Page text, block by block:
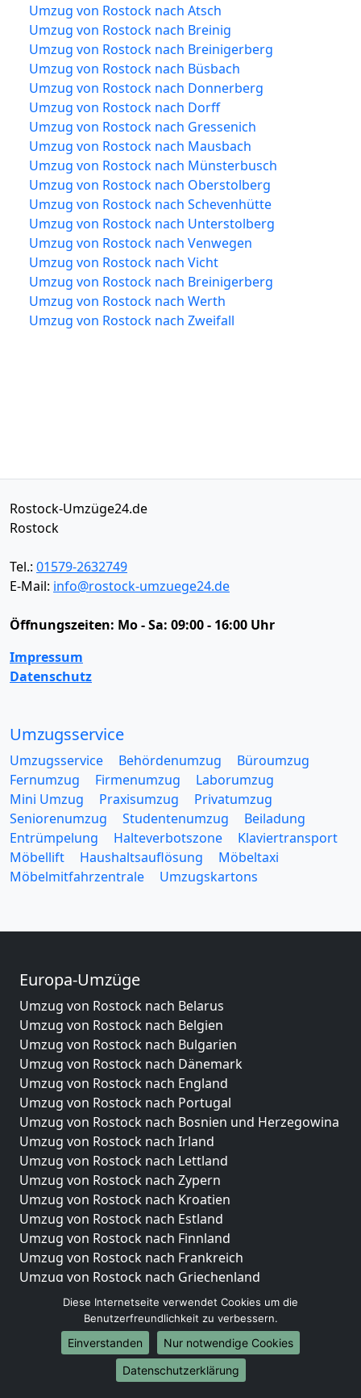
Umzug von Rostock nach Atsch
Umzug von Rostock nach Breinig
Umzug von Rostock nach Breinigerberg
Umzug von Rostock nach Büsbach
Umzug von Rostock nach Donnerberg
Umzug von Rostock nach Dorff
Umzug von Rostock nach Gressenich
Umzug von Rostock nach Mausbach
Umzug von Rostock nach Münsterbusch
Umzug von Rostock nach Oberstolberg
Umzug von Rostock nach Schevenhütte
Umzug von Rostock nach Unterstolberg
Umzug von Rostock nach Venwegen
Umzug von Rostock nach Vicht
Umzug von Rostock nach Breinigerberg
Umzug von Rostock nach Werth
Umzug von Rostock nach Zweifall
Rostock-Umzüge24.de
Rostock
Tel.: 01579-2632749
E-Mail: info@rostock-umzuege24.de
Öffnungszeiten: Mo - Sa: 09:00 - 16:00 Uhr
Impressum
Datenschutz
Umzugsservice
Umzugsservice Behördenumzug
Büroumzug
Fernumzug
Firmenumzug
Laborumzug
Mini Umzug
Praxisumzug
Privatumzug
Seniorenumzug
Studentenumzug
Beiladung
Entrümpelung
Halteverbotszone
Klaviertransport
Möbellift
Haushaltsauflösung
Möbeltaxi
Möbelmitfahrzentrale
Umzugskartons
Europa-Umzüge
Umzug von Rostock nach Belarus
Umzug von Rostock nach Belgien
Umzug von Rostock nach Bulgarien
Umzug von Rostock nach Dänemark
Umzug von Rostock nach England
Umzug von Rostock nach Portugal
Umzug von Rostock nach Bosnien und Herzegowina
Umzug von Rostock nach Irland
Umzug von Rostock nach Lettland
Umzug von Rostock nach Zypern
Umzug von Rostock nach Kroatien
Umzug von Rostock nach Estland
Umzug von Rostock nach Finnland
Umzug von Rostock nach Frankreich
Umzug von Rostock nach Griechenland
Umzug von Rostock nach Italien
Umzug von Rostock nach Liechtenstein
Umzug von Rostock nach Luxemburg
Umzug von Rostock nach Niederlande
Umzug von Rostock nach Norwegen
Diese Internetseite verwendet Cookies um die
Benutzerfreundlichkeit zu verbessern.
Einverstanden
Nur notwendige Cookies
Datenschutzerklärung